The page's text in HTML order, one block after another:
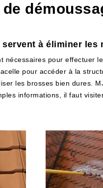
à éliminer les
nécessaires pour effectuer
pour accéder à la
les brosses bien dures.
informations, il faut